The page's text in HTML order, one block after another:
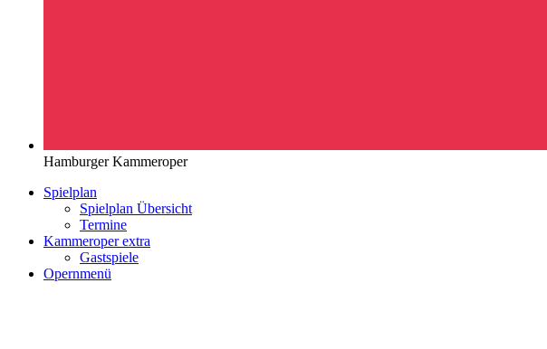
Hamburger Kammeroper
Spielplan
Spielplan Übersicht
Termine
Kammeroper extra
Gastspiele
Opernmenü